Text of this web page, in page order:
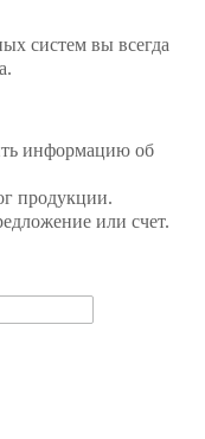
систем вы всегда
информацию об
продукции.
или счет.